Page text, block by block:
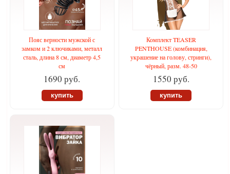
Пояс верности мужской с
замком и 2 ключиками, металл
сталь, длина 8 см, диаметр 4,5
см
1690 руб.
купить
Комплект TEASER
PENTHOUSE (комбинация,
украшение на голову, стринги),
чёрный, разм. 48-50
1550 руб.
купить